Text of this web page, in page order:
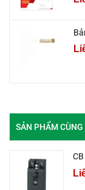
SẢN PHẨM CÙNG